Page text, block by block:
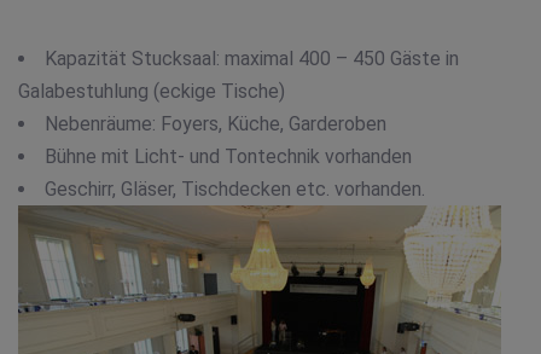
Kapazität Stucksaal: maximal 400 – 450 Gäste in
Galabestuhlung (eckige Tische)
Nebenräume: Foyers, Küche, Garderoben
Bühne mit Licht- und Tontechnik vorhanden
Geschirr, Gläser, Tischdecken etc. vorhanden.